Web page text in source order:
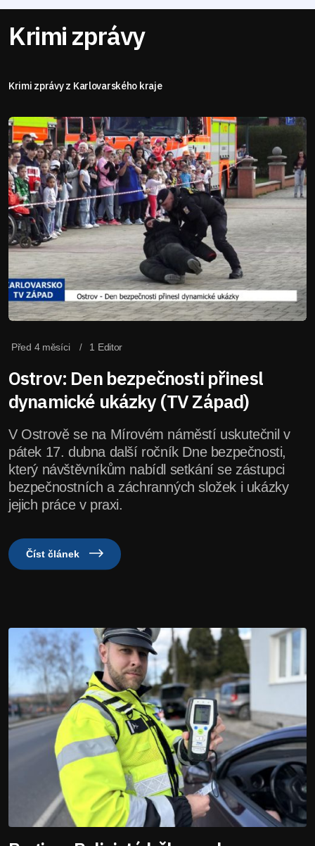
Krimi zprávy
Krimi zprávy z Karlovarského kraje
Před 4 měsíci 1 Editor
Ostrov: Den bezpečnosti přinesl
dynamické ukázky (TV Západ)
V Ostrově se na Mírovém náměstí uskutečnil v
pátek 17. dubna další ročník Dne bezpečnosti,
který návštěvníkům nabídl setkání se zástupci
bezpečnostních a záchranných složek i ukázky
jejich práce v praxi.
Číst článek